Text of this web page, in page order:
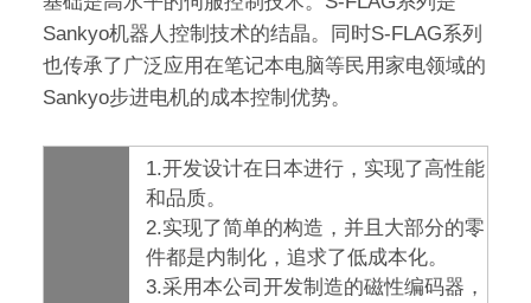
Sankyo机器人控制技术的结晶。同时S-FLAG系列
也传承了广泛应用在笔记本电脑等民用家电领域的
Sankyo步进电机的成本控制优势。
1.开发设计在日本进行，实现了高性能
和品质。
2.实现了简单的构造，并且大部分的零
件都是内制化，追求了低成本化。
3.采用本公司开发制造的磁性编码器，